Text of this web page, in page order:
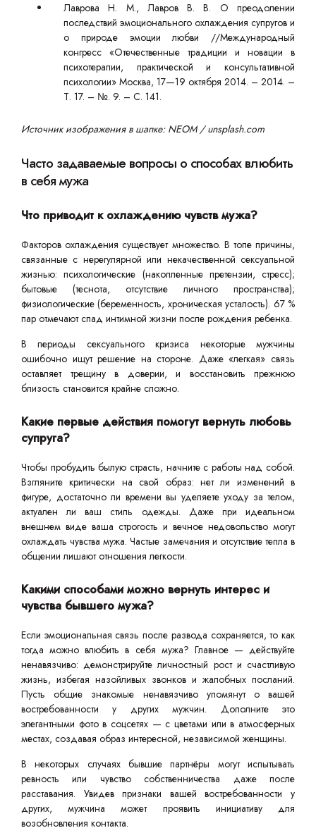
Лаврова Н. М., Лавров В. В. О преодолении
последствий эмоционального охлаждения супругов и
о природе эмоции любви //Международный
конгресс «Отечественные традиции и новации в
психотерапии, практической и консультативной
психологии» Москва, 17—19 октября 2014. – 2014. –
Т. 17. – №. 9. – С. 141.
Источник изображения в шапке: NEOM / unsplash.com
Часто задаваемые вопросы о способах влюбить
в себя мужа
Что приводит к охлаждению чувств мужа?
Факторов охлаждения существует множество. В топе причины,
связанные с нерегулярной или некачественной сексуальной
жизнью: психологические (накопленные претензии, стресс);
бытовые (теснота, отсутствие личного пространства);
физиологические (беременность, хроническая усталость). 67 %
пар отмечают спад интимной жизни после рождения ребенка.
В периоды сексуального кризиса некоторые мужчины
ошибочно ищут решение на стороне. Даже «легкая» связь
оставляет трещину в доверии, и восстановить прежнюю
близость становится крайне сложно.
Какие первые действия помогут вернуть любовь
супруга?
Чтобы пробудить былую страсть, начните с работы над собой.
Взгляните критически на свой образ: нет ли изменений в
фигуре, достаточно ли времени вы уделяете уходу за телом,
актуален ли ваш стиль одежды. Даже при идеальном
внешнем виде ваша строгость и вечное недовольство могут
охлаждать чувства мужа. Частые замечания и отсутствие тепла в
общении лишают отношения легкости.
Какими способами можно вернуть интерес и
чувства бывшего мужа?
Если эмоциональная связь после развода сохраняется, то как
тогда можно влюбить в себя мужа? Главное — действуйте
ненавязчиво: демонстрируйте личностный рост и счастливую
жизнь, избегая назойливых звонков и жалобных посланий.
Пусть общие знакомые ненавязчиво упомянут о вашей
востребованности у других мужчин. Дополните это
элегантными фото в соцсетях — с цветами или в атмосферных
местах, создавая образ интересной, независимой женщины.
В некоторых случаях бывшие партнёры могут испытывать
ревность или чувство собственничества даже после
расставания. Увидев признаки вашей востребованности у
других, мужчина может проявить инициативу для
возобновления контакта.